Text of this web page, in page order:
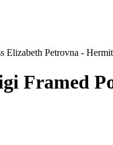
Elizabeth Petrovna -
Framed